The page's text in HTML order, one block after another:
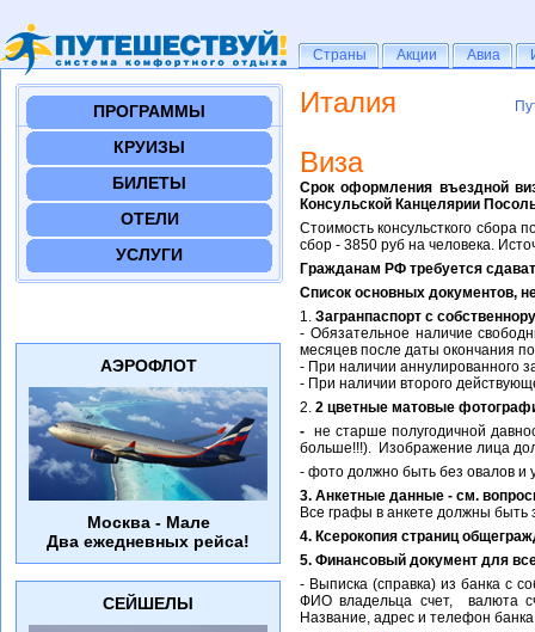
Италия
Виза
Срок оформления въездной
Консульской Канцелярии
Стоимость консульсткого сбора
сбор - 3850 руб на человека.
Гражданам РФ требуется
Список основных документов,
1. Загранпаспорт с
- Обязательное наличие
месяцев после даты окончания
- При наличии аннулированного
- При наличии второго
2. 2 цветные матовые
- не старше полугодичной
больше!!!). Изображение лица
- фото должно быть без овалов и
3. Анкетные данные - cм.
Все графы в анкете должны быть
4. Ксерокопия страниц
5. Финансовый документ для
- Выписка (справка) из банка с
ФИО владельца счет, валюта
Название, адрес и телефон
ПРОГРАММЫ
КРУИЗЫ
БИЛЕТЫ
ОТЕЛИ
УСЛУГИ
АЭРОФЛОТ
Москва - Мале
Два ежедневных рейса!
СЕЙШЕЛЫ
Страны
Страны Акции
Акции Авиа
Авиа